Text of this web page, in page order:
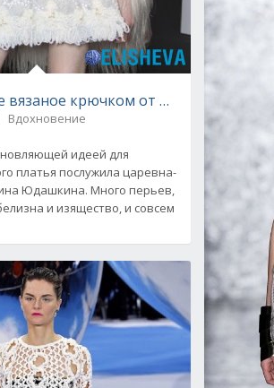
вязаное крючком от Валентина
Вдохновение
идеей для
платья послужила царевна-
Юдашкина. Много перьев,
и изящество, и совсем